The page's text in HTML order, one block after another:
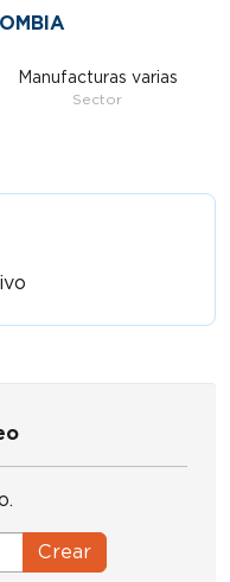
Manufacturas varias
Sector
Crear